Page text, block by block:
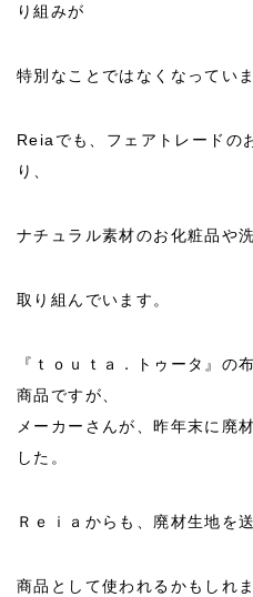
り組みが
特別なことではなくなってい
Reiaでも、フェアトレードの
り、
ナチュラル素材のお化粧品や
取り組んでいます。
『ｔｏｕｔａ．トゥータ』の
商品ですが、
メーカーさんが、昨年末に廃
した。
Ｒｅｉａからも、廃材生地を
商品として使われるかもしれ